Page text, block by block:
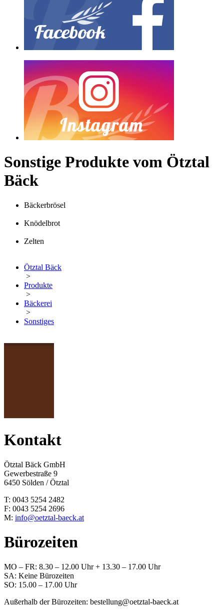
Sonstige Produkte vom Ötztal
Bäck
Bäckerbrösel
Knödelbrot
Zelten
Ötztal Bäck
>
Produkte
>
Bäckerei
>
Sonstiges
Kontakt
Ötztal Bäck GmbH
Gewerbestraße 9
6450 Sölden / Ötztal
T: 0043 5254 2482
F: 0043 5254 2696
M: info@oetztal-baeck.at
Bürozeiten
MO – FR: 8.30 – 12.00 Uhr + 13.30 – 17.00 Uhr
SA: Keine Bürozeiten
SO: 15.00 – 17.00 Uhr
Außerhalb der Bürozeiten: bestellung@oetztal-baeck.at